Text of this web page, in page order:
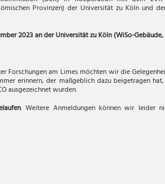
Provinzen) der Universität zu Köln und
2023an der Universität zu Köln (WiSo-
Forschungen am Limes möchten wir die
erinnern, der maßgeblich dazu beigetragen
ausgezeichnet wurden.
. Weitere Anmeldungen können wir leider